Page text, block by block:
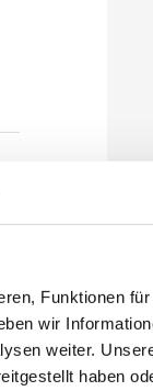
Funktionen
wir
weiter.
haben